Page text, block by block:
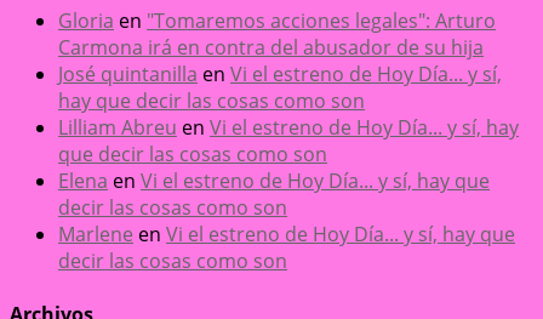
Gloria en "Tomaremos acciones legales": Arturo
Carmona irá en contra del abusador de su hija
José quintanilla en Vi el estreno de Hoy Día... y sí,
hay que decir las cosas como son
Lilliam Abreu en Vi el estreno de Hoy Día... y sí, hay
que decir las cosas como son
Elena en Vi el estreno de Hoy Día... y sí, hay que
decir las cosas como son
Marlene en Vi el estreno de Hoy Día... y sí, hay que
decir las cosas como son